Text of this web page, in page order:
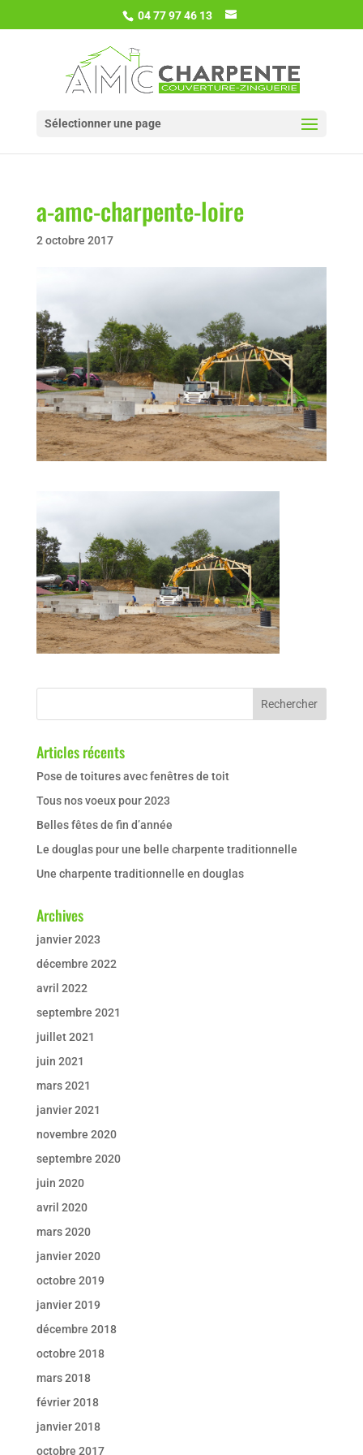
04 77 97 46 13
Sélectionner une page
a-amc-charpente-loire
2 octobre 2017
Articles récents
Pose de toitures avec fenêtres de toit
Tous nos voeux pour 2023
Belles fêtes de fin d’année
Le douglas pour une belle charpente traditionnelle
Une charpente traditionnelle en douglas
Archives
janvier 2023
décembre 2022
avril 2022
septembre 2021
juillet 2021
juin 2021
mars 2021
janvier 2021
novembre 2020
septembre 2020
juin 2020
avril 2020
mars 2020
janvier 2020
octobre 2019
janvier 2019
décembre 2018
octobre 2018
mars 2018
février 2018
janvier 2018
octobre 2017